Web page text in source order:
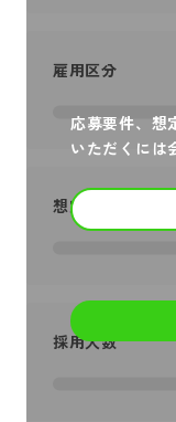
応募要件、想
いただくには
雇用区分
想定年収
採用人数